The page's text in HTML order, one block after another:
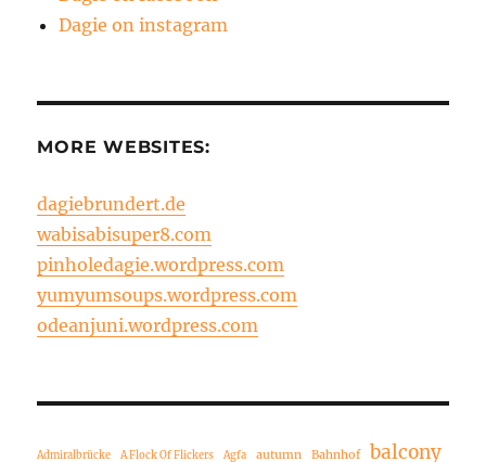
Dagie on instagram
MORE WEBSITES:
dagiebrundert.de
wabisabisuper8.com
pinholedagie.wordpress.com
yumyumsoups.wordpress.com
odeanjuni.wordpress.com
Admiralbrücke A Flock Of Flickers Agfa autumn Bahnhof
balcony